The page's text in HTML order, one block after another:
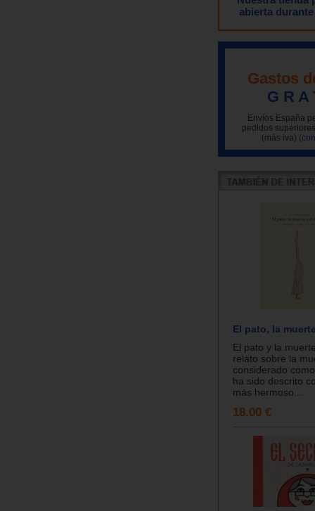
abierta
Gastos
G R A
Envíos España
pedidos
(más iva)
El pato, la
El pato y la
relato sobre la
considerado
ha sido descrito
más hermoso...
18.00 €